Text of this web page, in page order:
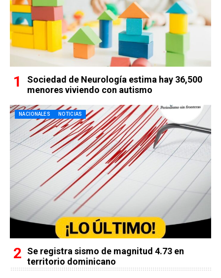
Sociedad de Neurología estima hay 36,500
menores viviendo con autismo
NACIONALES NOTICIAS
Se registra sismo de magnitud 4.73 en
territorio dominicano